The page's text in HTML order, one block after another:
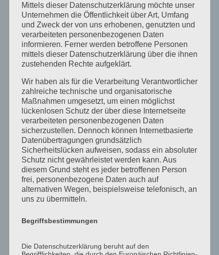
Kontakt
Mittels dieser Datenschutzerklärung möchte unser
Unternehmen die Öffentlichkeit über Art, Umfang
und Zweck der von uns erhobenen, genutzten und
verarbeiteten personenbezogenen Daten
informieren. Ferner werden betroffene Personen
mittels dieser Datenschutzerklärung über die ihnen
zustehenden Rechte aufgeklärt.
Wir haben als für die Verarbeitung Verantwortlicher
zahlreiche technische und organisatorische
Maßnahmen umgesetzt, um einen möglichst
lückenlosen Schutz der über diese Internetseite
verarbeiteten personenbezogenen Daten
sicherzustellen. Dennoch können Internetbasierte
Datenübertragungen grundsätzlich
Sicherheitslücken aufweisen, sodass ein absoluter
Schutz nicht gewährleistet werden kann. Aus
diesem Grund steht es jeder betroffenen Person
frei, personenbezogene Daten auch auf
alternativen Wegen, beispielsweise telefonisch, an
uns zu übermitteln.
Begriffsbestimmungen
Die Datenschutzerklärung beruht auf den